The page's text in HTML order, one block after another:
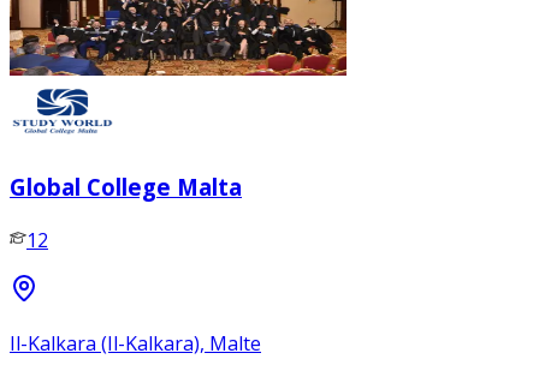
Global College Malta
12
Il-Kalkara (Il-Kalkara), Malte